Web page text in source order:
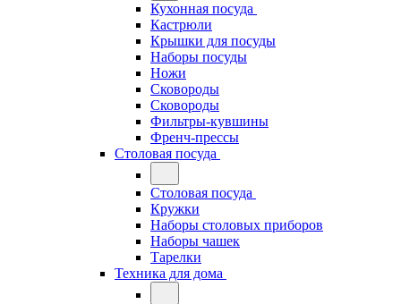
Кухонная посуда
Кастрюли
Крышки для посуды
Наборы посуды
Ножи
Сковороды
Сковороды
Фильтры-кувшины
Френч-прессы
Столовая посуда
Столовая посуда
Кружки
Наборы столовых приборов
Наборы чашек
Тарелки
Техника для дома